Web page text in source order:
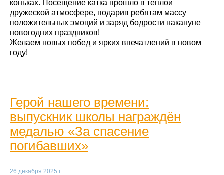
коньках. Посещение катка прошло в тёплой
дружеской атмосфере, подарив ребятам массу
положительных эмоций и заряд бодрости накануне
новогодних праздников!
Желаем новых побед и ярких впечатлений в новом
году!
Герой нашего времени:
выпускник школы награждён
медалью «За спасение
погибавших»
26 декабря 2025 г.